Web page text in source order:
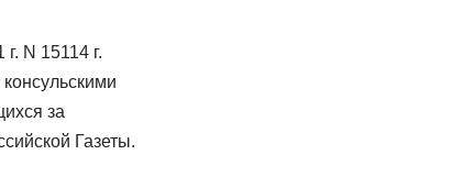
N 15114 г.
за
Газеты.